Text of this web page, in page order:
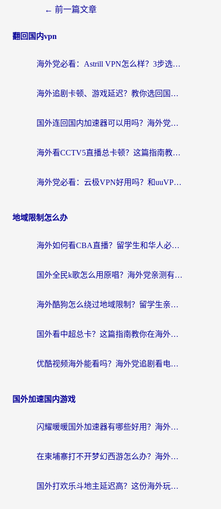
← 前一篇文章
翻回国内vpn
海外党必看：Astrill VPN怎么样？3步选对回国加速器实现无缝刷剧玩游戏
海外追剧卡顿、游戏延迟？教你选回国加速器，附免费加速器试用一小时福利
国外连回国内加速器可以用吗？海外党亲测实用指南，解决追剧游戏卡顿难题
海外看CCTV5直播总卡顿？这篇指南教你选对回国加速器，无缝刷国内资源
海外党必看：云极VPN好用吗？和uuVPN对比哪个回国效果更好？附真实体验+避坑指南
地域限制怎么办
海外如何看CBA直播？留学生和华人必看的无卡顿观赛指南
国外全民k歌怎么用原唱？海外党亲测有效的回国加速解决方案
海外酷狗怎么绕过地域限制？留学生亲测有效的回国加速器选择指南
国外看中超总卡？这篇指南教你在海外流畅看体育赛事+中文解说（附避坑技巧）
优酷视频海外能看吗？海外党追剧看电影的终极解决方案来了
国外加速国内游戏
闪耀暖暖国外加速器有哪些好用？海外党亲测的国服游戏加速终极指南
在柬埔寨打不开梦幻西游怎么办？海外玩家国服游戏加速终极指南
国外打欢乐斗地主延迟高？这份海外玩家国服游戏加速指南帮你解决卡顿烦恼